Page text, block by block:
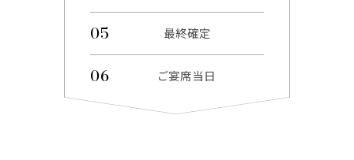
最終確定
ご宴席当日